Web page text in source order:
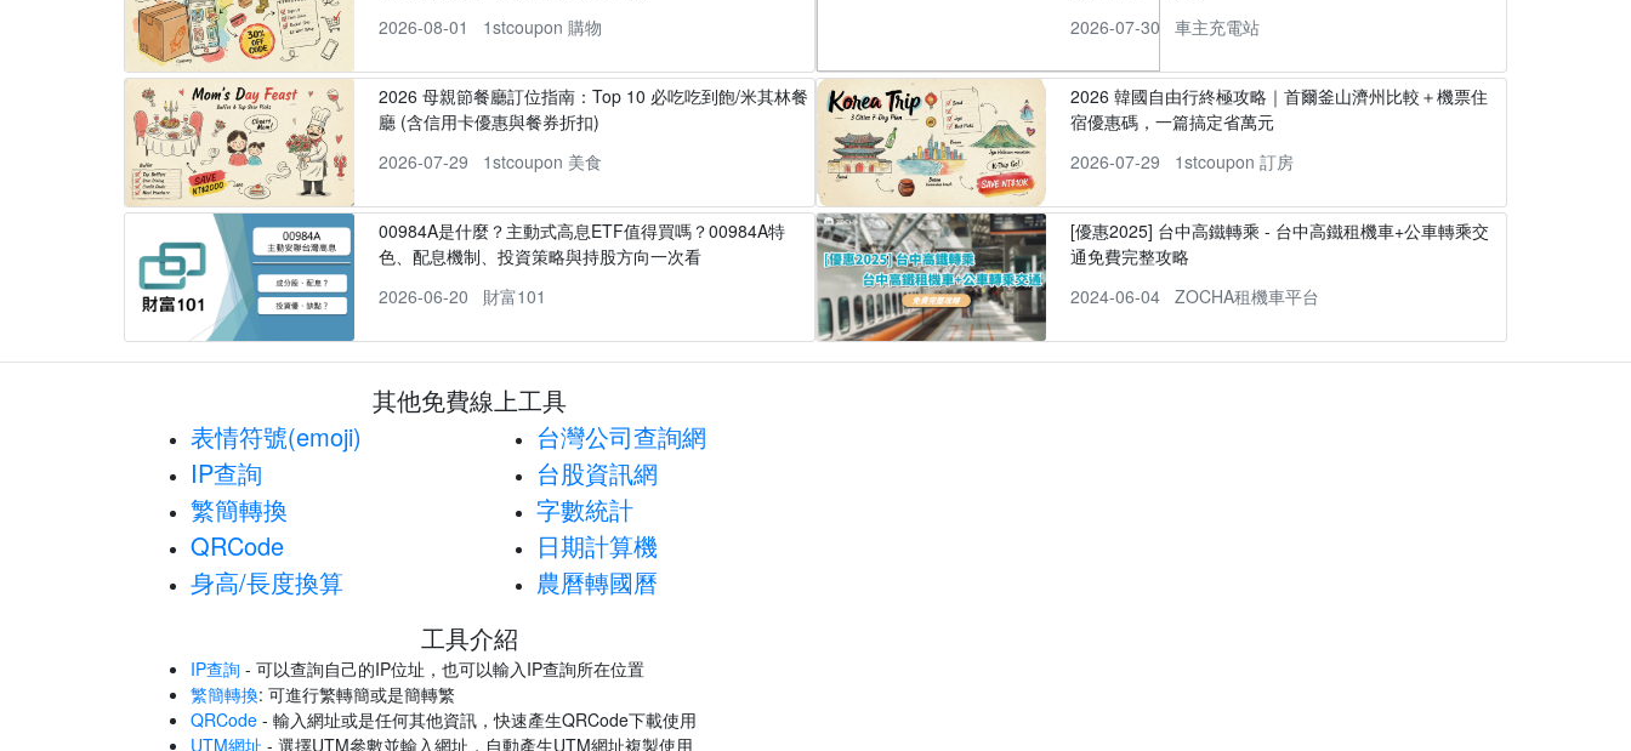
2026-08-01
1stcoupon 購物
2026-07-30
車主充電站
2026 母親節餐廳訂位指南：Top 10 必吃吃到飽/米其林餐
廳 (含信用卡優惠與餐券折扣)
2026-07-29
1stcoupon 美食
2026 韓國自由行終極攻略｜首爾釜山濟州比較＋機票住
宿優惠碼，一篇搞定省萬元
2026-07-29
1stcoupon 訂房
00984A是什麼？主動式高息ETF值得買嗎？00984A特
色、配息機制、投資策略與持股方向一次看
2026-06-20
財富101
[優惠2025] 台中高鐵轉乘 - 台中高鐵租機車+公車轉乘交
通免費完整攻略
2024-06-04
ZOCHA租機車平台
其他免費線上工具
表情符號(emoji)
IP查詢
繁簡轉換
QRCode
身高/長度換算
台灣公司查詢網
台股資訊網
字數統計
日期計算機
農曆轉國曆
工具介紹
IP查詢 - 可以查詢自己的IP位址，也可以輸入IP查詢所在位置
繁簡轉換: 可進行繁轉簡或是簡轉繁
QRCode - 輸入網址或是任何其他資訊，快速產生QRCode下載使用
UTM網址 - 選擇UTM參數並輸入網址，自動產生UTM網址複製使用